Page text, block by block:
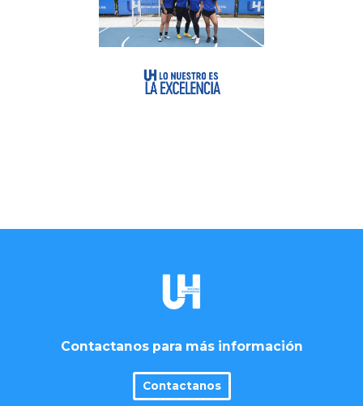
Contactanos para más información
Contactanos